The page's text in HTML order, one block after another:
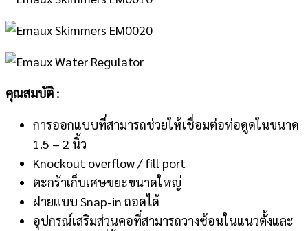
คุณสมบัติ :
การออกแบบที่สามารถช่วยให้เชื่อมต่อท่อดูดในขนาด
1.5 – 2 นิ้ว
Knockout overflow / fill port
ตะกร้าเก็บเศษขยะขนาดใหญ่
ฝายแบบ Snap-in ถอดได้
อุปกรณ์เสริมส่วนคอที่สามารถวางซ้อนในแนวตั้งและ